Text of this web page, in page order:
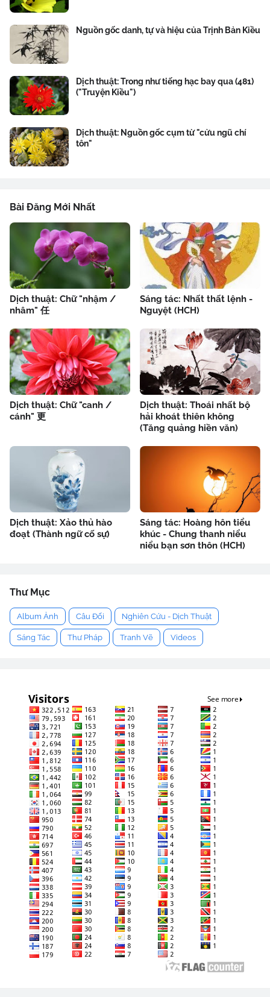
Nguồn gốc danh, tự và hiệu của Trịnh Bản Kiều
Dịch thuật: Trong như tiếng hạc bay qua (481)
("Truyện Kiều")
Dịch thuật: Nguồn gốc cụm từ "cửu ngũ chí
tôn"
Bài Đăng Mới Nhất
Dịch thuật: Chữ "nhậm /
nhâm" 任
Sáng tác: Nhất thất lệnh -
Nguyệt (HCH)
Dịch thuật: Chữ "canh /
cánh" 更
Dịch thuật: Thoái nhất bộ
hải khoát thiên không
(Tăng quảng hiền văn)
Dịch thuật: Xảo thủ hào
đoạt (Thành ngữ cố sự)
Sáng tác: Hoàng hôn tiểu
khúc - Chung thanh niểu
niểu bạn sơn thôn (HCH)
Thư Mục
Album Ảnh Câu Đối Nghiên Cứu - Dịch Thuật
Sáng Tác Thư Pháp Tranh Vẽ Videos